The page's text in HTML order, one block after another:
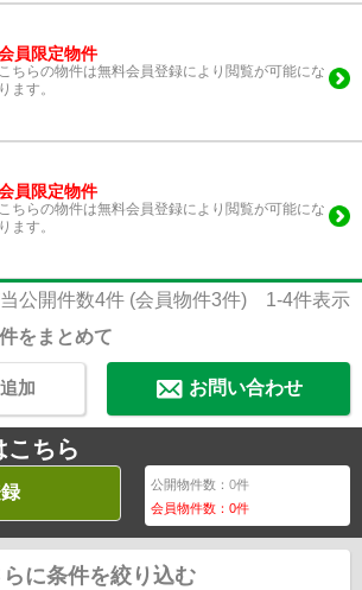
ム済み ●南向きで陽当たり...
員限定物件
こちらの物件は無料会員登録により閲覧が可能にな
ります。
員限定物件
こちらの物件は無料会員登録により閲覧が可能にな
ります。
公開件数4件 (会員物件3件) 1-4件表示
をまとめて
お問い合わせ
加
こちら
公開物件数：0件
会員物件数：0件
らに条件を絞り込む